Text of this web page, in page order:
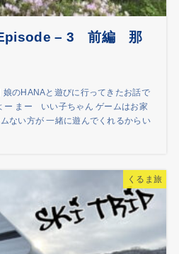
– 3 前編 那
のHANAと遊びに行ってきたお話で
ー まー いい子ちゃん ゲームはお家
ない方が 一緒に遊んでくれるからい
くるま旅